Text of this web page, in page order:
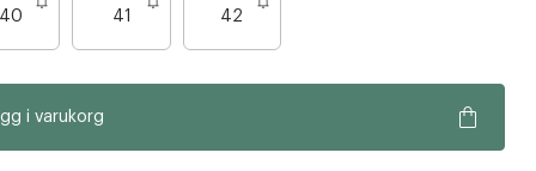
40 41 42
i varukorg